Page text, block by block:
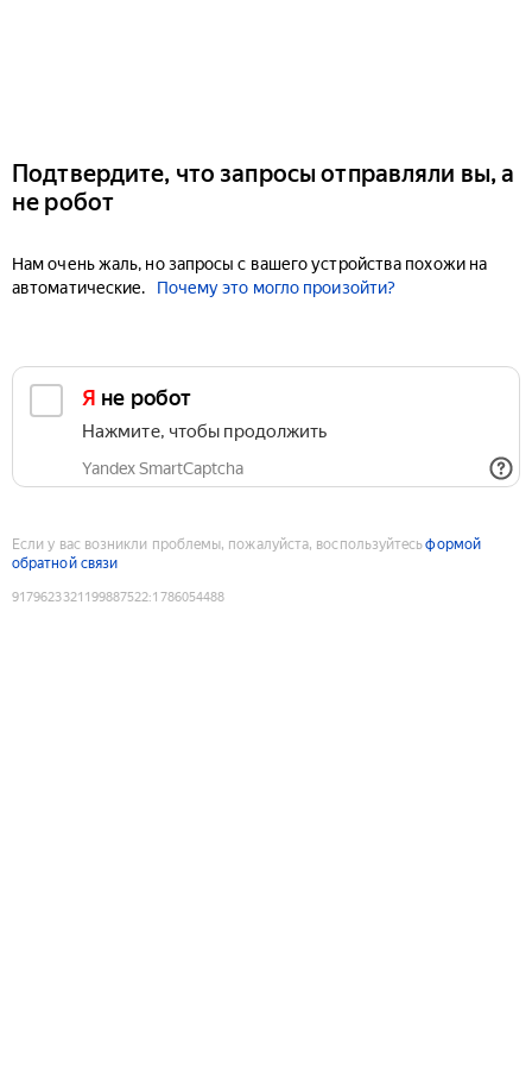
Подтвердите, что запросы отправляли вы, а
не робот
Нам очень жаль, но запросы с вашего устройства похожи на
автоматические.
Почему это могло произойти?
Я не робот
Нажмите, чтобы продолжить
Yandex SmartCaptcha
Если у вас возникли проблемы, пожалуйста, воспользуйтесьформой
обратной связи
9179623321199887522:1786054488